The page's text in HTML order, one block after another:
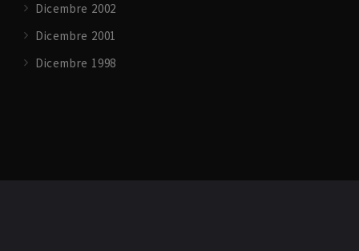
Dicembre 2002
Dicembre 2001
Dicembre 1998